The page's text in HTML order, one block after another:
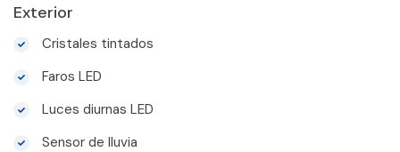
Exterior
Cristales tintados
Faros LED
Luces diurnas LED
Sensor de lluvia